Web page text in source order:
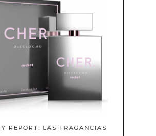
REPORT: LAS FRAGANCIAS